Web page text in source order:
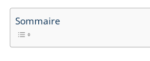
Sommaire